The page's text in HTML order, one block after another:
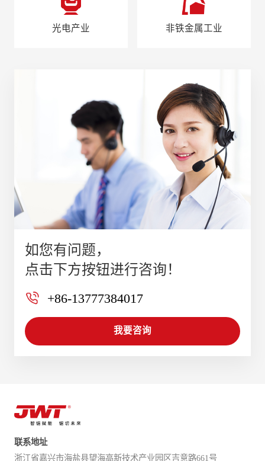
光电产业 非铁金属工业
如您有问题，
点击下方按钮进行咨询！
+86-13777384017
我要咨询
联系地址
浙江省嘉兴市海盐县望海高新技术产业园区吉意路661号